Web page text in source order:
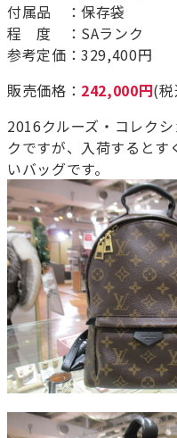
付属品 ：保存袋
程 度 ：SAランク
参考定価：329,400円
販売価格： 242,000円(
2016クルーズ・コレク
クですが、入荷すると
いバッグです。